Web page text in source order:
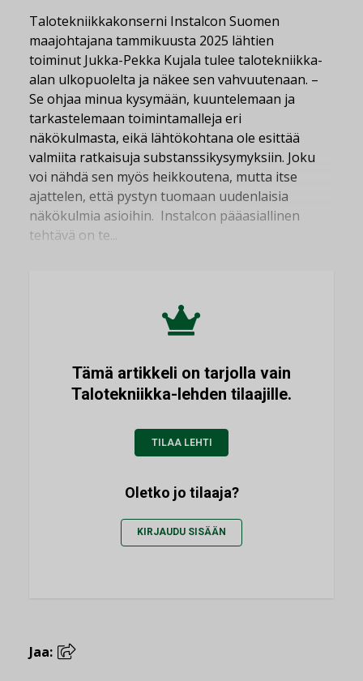
Talotekniikkakonserni Instalcon Suomen
maajohtajana tammikuusta 2025 lähtien
toiminut Jukka-Pekka Kujala tulee talotekniikka-
alan ulkopuolelta ja näkee sen vahvuutenaan. –
Se ohjaa minua kysymään, kuuntelemaan ja
tarkastelemaan toimintamalleja eri
näkökulmasta, eikä lähtökohtana ole esittää
valmiita ratkaisuja substanssikysymyksiin. Joku
voi nähdä sen myös heikkoutena, mutta itse
ajattelen, että pystyn tuomaan uudenlaisia
näkökulmia asioihin. Instalcon pääasiallinen
tehtävä on te...
Tämä artikkeli on tarjolla vain
Talotekniikka-lehden tilaajille.
TILAA LEHTI
Oletko jo tilaaja?
KIRJAUDU SISÄÄN
Jaa: